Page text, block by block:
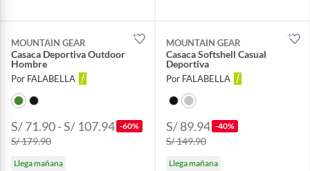
MOUNTAIN GEAR
Casaca Deportiva Outdoor
Hombre
Por FALABELLA
S/ 71.90 - S/ 107.94 -60%
S/ 179.90
Llega mañana
MOUNTAIN GEAR
Casaca Softshell Casual
Deportiva
Por FALABELLA
S/ 89.94 -40%
S/ 149.90
Llega mañana